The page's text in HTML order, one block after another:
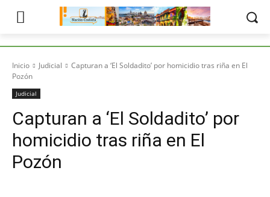
Inicio Judicial
Capturan a ‘El Soldadito’ por homicidio tras riña en El
Pozón
Judicial
Capturan a ‘El Soldadito’ por
homicidio tras riña en El
Pozón